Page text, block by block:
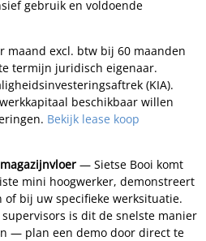
gebruik en voldoende
excl. btw bij 60 maanden
termijn juridisch eigenaar.
(KIA).
beschikbaar willen
Bekijk lease koop
— Sietse Booi komt
mini hoogwerker, demonstreert
bij uw specifieke werksituatie.
is dit de snelste manier
— plan een demo door direct te